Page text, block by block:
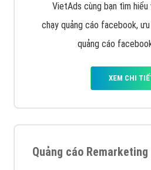
VietAds cùng bạn tìm
chạy quảng cáo facebook,
quảng cáo
XEM CHI
Quảng cáo Remarketing